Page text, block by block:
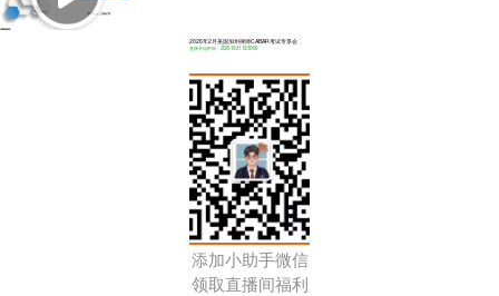
2026年2月美国加州律师CABAR考试专享会
直播开始时间：2025-10-21 19:30:00
添加小助手微信
领取直播间福利